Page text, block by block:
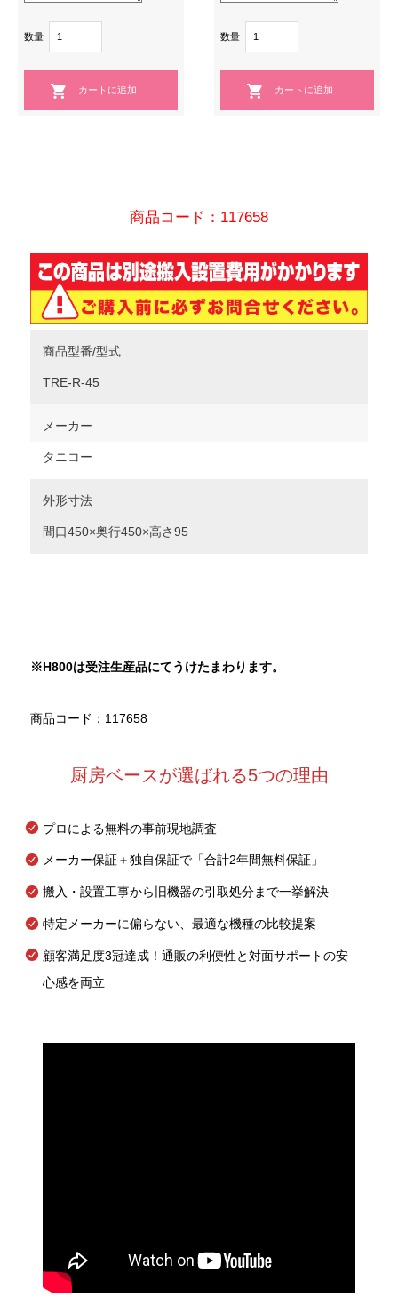
数量 数量
商品コード：117658
商品型番/型式
TRE-R-45
メーカー
タニコー
外形寸法
間口450×奥行450×高さ95
※H800は受注生産品にてうけたまわります。
商品コード：117658
厨房ベースが選ばれる5つの理由
プロによる無料の事前現地調査
メーカー保証＋独自保証で「合計2年間無料保証」
搬入・設置工事から旧機器の引取処分まで一挙解決
特定メーカーに偏らない、最適な機種の比較提案
顧客満足度3冠達成！通販の利便性と対面サポートの安
心感を両立